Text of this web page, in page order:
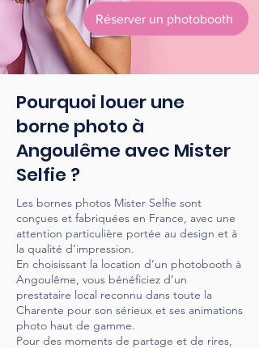
Réserver un photobooth
Pourquoi louer une
borne photo à
Angoulême avec Mister
Selfie ?
Les bornes photos Mister Selfie sont
conçues et fabriquées en France, avec une
attention particulière portée au design et à
la qualité d’impression.
En choisissant la location d’un photobooth à
Angoulême, vous bénéficiez d’un
prestataire local reconnu dans toute la
Charente pour son sérieux et ses animations
photo haut de gamme.
Pour des moments de partage et de rires,